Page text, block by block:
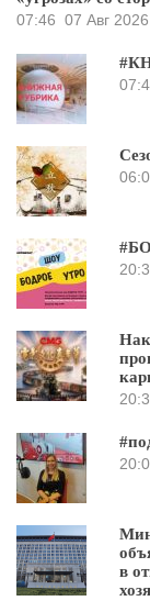
07:46 07 Авг 2026
в